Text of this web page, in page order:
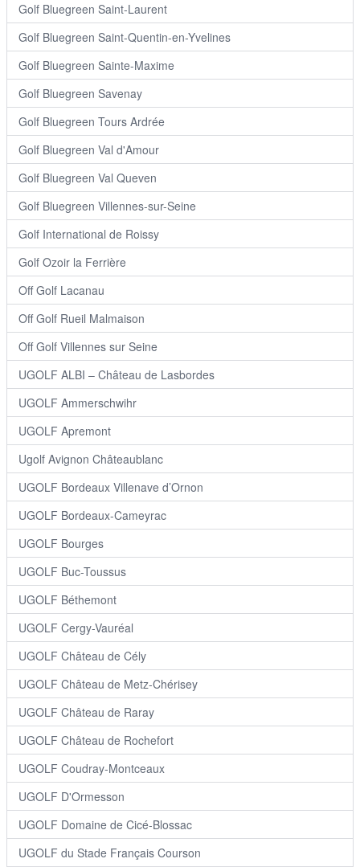
Golf Bluegreen Saint-Laurent
Golf Bluegreen Saint-Quentin-en-Yvelines
Golf Bluegreen Sainte-Maxime
Golf Bluegreen Savenay
Golf Bluegreen Tours Ardrée
Golf Bluegreen Val d'Amour
Golf Bluegreen Val Queven
Golf Bluegreen Villennes-sur-Seine
Golf International de Roissy
Golf Ozoir la Ferrière
Off Golf Lacanau
Off Golf Rueil Malmaison
Off Golf Villennes sur Seine
UGOLF ALBI – Château de Lasbordes
UGOLF Ammerschwihr
UGOLF Apremont
Ugolf Avignon Châteaublanc
UGOLF Bordeaux Villenave d’Ornon
UGOLF Bordeaux-Cameyrac
UGOLF Bourges
UGOLF Buc-Toussus
UGOLF Béthemont
UGOLF Cergy-Vauréal
UGOLF Château de Cély
UGOLF Château de Metz-Chérisey
UGOLF Château de Raray
UGOLF Château de Rochefort
UGOLF Coudray-Montceaux
UGOLF D'Ormesson
UGOLF Domaine de Cicé-Blossac
UGOLF du Stade Français Courson